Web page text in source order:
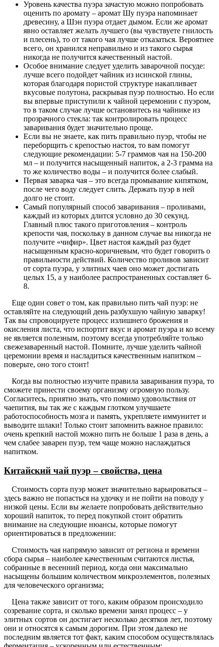
Уровень качества пуэра зачастую можно попробовать
оценить по аромату – аромат Шу пуэра напоминает
древесину, а Шэн пуэра отдает дымом. Если же аромат
явно оставляет желать лучшего (вы чувствуете гнилость
и плесень), то от такого чая лучше отказаться. Вероятнее
всего, он хранился неправильно и из такого сырья
никогда не получится качественный настой.
Особое внимание следует уделить заварочной посуде:
лучше всего подойдет чайник из исинской глины,
которая благодаря пористой структуре накапливает
вкусовые полутона, раскрывая пуэр полностью. Но если
вы впервые приступили к чайной церемонии с пуэром,
то в таком случае лучше остановитесь на чайнике из
прозрачного стекла: так контролировать процесс
заваривания будет значительно проще.
Если вы не знаете, как пить правильно пуэр, чтобы не
переборщить с крепостью настоя, то вам помогут
следующие рекомендации: 5-7 граммов чая на 150-200
мл – и получится насыщенный напиток, а 2-3 грамма на
то же количество воды – и получится более слабый.
Первая заварка чая – это всегда промывание кипятком,
после чего воду следует слить. Держать пуэр в ней
долго не стоит.
Самый популярный способ заваривания – проливами,
каждый из которых длится условно до 30 секунд.
Главный плюс такого приготовления – контроль
крепости чая, поскольку в данном случае вы никогда не
получите «чифир». Цвет настоя каждый раз будет
насыщенным красно-коричневым, что будет говорить о
правильности действий. Количество проливов зависит
от сорта пуэра, у элитных чаев оно может достигать
целых 15, а у наиболее распространенных составляет 6-
8.
Еще один совет о том, как правильно пить чай пуэр: не
оставляйте на следующий день разбухшую чайную заварку!
Так вы спровоцируете процесс излишнего брожения и
окисления листа, что испортит вкус и аромат пуэра и ко всему
не является полезным, поэтому всегда употребляйте только
свежезаваренный настой. Помните, лучше уделить чайной
церемонии время и насладиться качественным напитком –
поверьте, оно того стоит!
Когда вы полностью изучите правила заваривания пуэра, то
сможете принести своему организму огромную пользу.
Согласитесь, приятно знать, что помимо удовольствия от
чаепития, вы так же с каждым глотком улучшаете
работоспособность мозга и память, укрепляете иммунитет и
выводите шлаки! Только стоит запомнить важное правило:
очень крепкий настой можно пить не больше 1 раза в день, а
чем слабее заварен пуэр, тем чаще можно наслаждаться
напитком.
Китайский чай пуэр – свойства, цена
Стоимость сорта пуэр может значительно варьироваться –
здесь важно не попасться на удочку и не пойти на поводу у
низкой цены. Если вы желаете попробовать действительно
хороший напиток, то перед покупкой стоит обратить
внимание на следующие нюансы, которые помогут
ориентироваться в предложении:
Стоимость чая напрямую зависит от региона и времени
сбора сырья – наиболее качественным считаются листья,
собранные в весенний период, когда они максимально
насыщены большим количеством микроэлементов, полезных
для человеческого организма;
Цена также зависит от того, каким образом происходило
созревание сорта, и сколько времени занял процесс – у
элитных сортов он достигает несколько десятков лет, поэтому
они и относятся к самым дорогим. При этом далеко не
последним является тот факт, каким способом осуществлялась